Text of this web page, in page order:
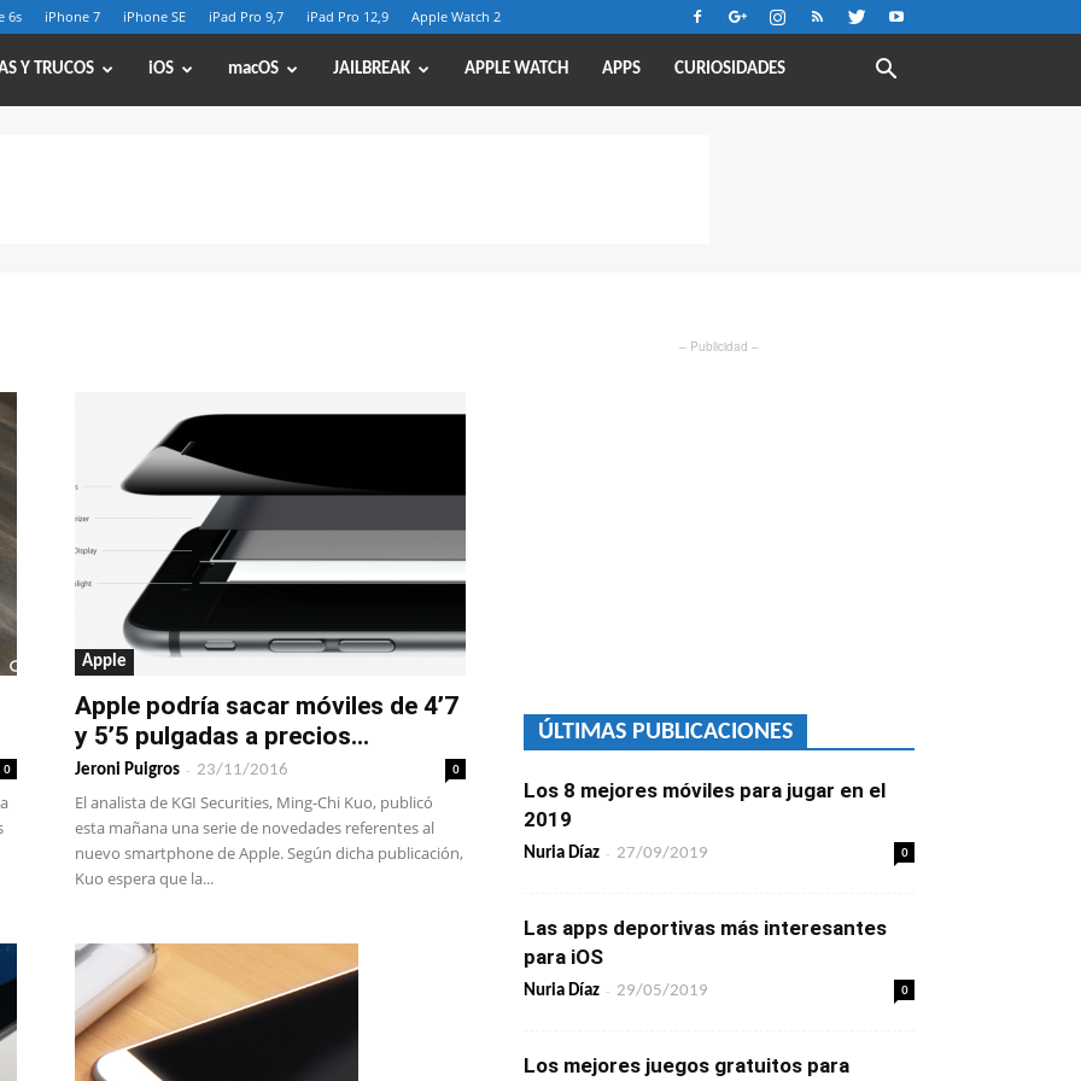
6s iPhone 7 iPhone SE iPad Pro 9,7 iPad Pro 12,9 Apple Watch 2
Y TRUCOS iOS macOS JAILBREAK APPLE WATCH APPS CURIOSIDADES
0
Apple
Apple podría sacar móviles de 4’7
y 5’5 pulgadas a precios...
Jeroni Puigros - 23/11/2016 0
El analista de KGI Securities, Ming-Chi Kuo, publicó
esta mañana una serie de novedades referentes al
nuevo smartphone de Apple. Según dicha publicación,
Kuo espera que la...
– Publicidad –
ÚLTIMAS PUBLICACIONES
Los 8 mejores móviles para jugar en el
2019
Nuria Díaz - 27/09/2019 0
Las apps deportivas más interesantes
para iOS
Nuria Díaz - 29/05/2019 0
Los mejores juegos gratuitos para